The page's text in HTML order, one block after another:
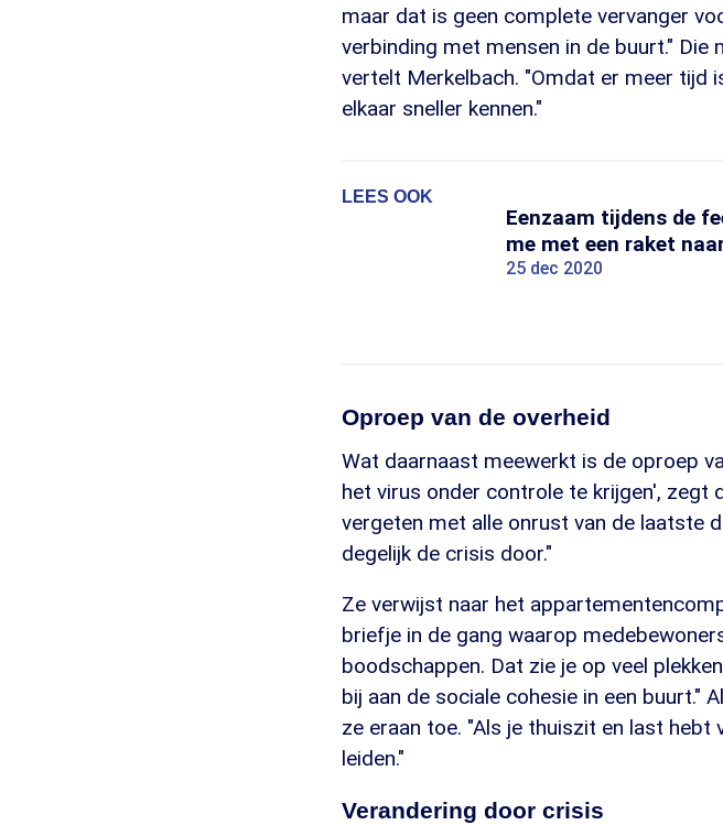
maar dat is geen complete vervanger
verbinding met mensen in de buurt." Die
vertelt Merkelbach. "Omdat er meer tijd
elkaar sneller kennen."
LEES OOK
Eenzaam tijdens de
me met een raket
25 dec 2020
Oproep van de overheid
Wat daarnaast meewerkt is de oproep
het virus onder controle te krijgen', zegt
vergeten met alle onrust van de laatste
degelijk de crisis door."
Ze verwijst naar het
briefje in de gang waarop
boodschappen. Dat zie je op veel
bij aan de sociale cohesie in een buurt."
ze eraan toe. "Als je thuiszit en last
leiden."
Verandering door crisis